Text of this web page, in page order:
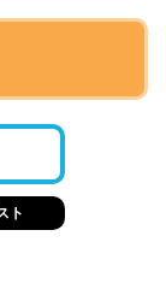
ト